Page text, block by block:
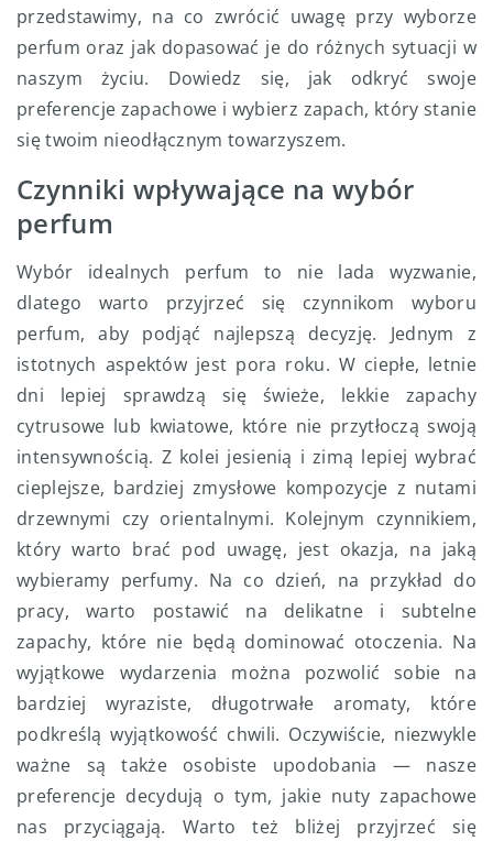
przedstawimy, na co zwrócić uwagę przy wyborze
perfum oraz jak dopasować je do różnych sytuacji w
naszym życiu. Dowiedz się, jak odkryć swoje
preferencje zapachowe i wybierz zapach, który stanie
się twoim nieodłącznym towarzyszem.
Czynniki wpływające na wybór
perfum
Wybór idealnych perfum to nie lada wyzwanie,
dlatego warto przyjrzeć się czynnikom wyboru
perfum, aby podjąć najlepszą decyzję. Jednym z
istotnych aspektów jest pora roku. W ciepłe, letnie
dni lepiej sprawdzą się świeże, lekkie zapachy
cytrusowe lub kwiatowe, które nie przytłoczą swoją
intensywnością. Z kolei jesienią i zimą lepiej wybrać
cieplejsze, bardziej zmysłowe kompozycje z nutami
drzewnymi czy orientalnymi. Kolejnym czynnikiem,
który warto brać pod uwagę, jest okazja, na jaką
wybieramy perfumy. Na co dzień, na przykład do
pracy, warto postawić na delikatne i subtelne
zapachy, które nie będą dominować otoczenia. Na
wyjątkowe wydarzenia można pozwolić sobie na
bardziej wyraziste, długotrwałe aromaty, które
podkreślą wyjątkowość chwili. Oczywiście, niezwykle
ważne są także osobiste upodobania — nasze
preferencje decydują o tym, jakie nuty zapachowe
nas przyciągają. Warto też bliżej przyjrzeć się